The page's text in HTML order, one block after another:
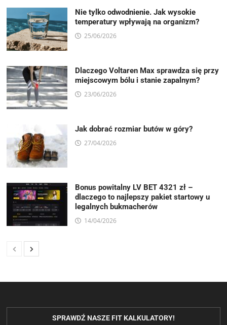
Nie tylko odwodnienie. Jak wysokie
temperatury wpływają na organizm?
25/06/2026
Dlaczego Voltaren Max sprawdza się przy
miejscowym bólu i stanie zapalnym?
23/06/2026
Jak dobrać rozmiar butów w góry?
27/04/2026
Bonus powitalny LV BET 4321 zł –
dlaczego to najlepszy pakiet startowy u
legalnych bukmacherów
14/04/2026
SPRAWDŹ NASZE FIT KALKULATORY!